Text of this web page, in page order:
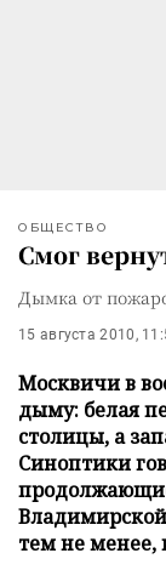
ОБЩЕСТВО
Смог
Дымка от
15 августа 2010,
Москвичи в
дыму: белая
столицы, а
Синоптики
Владимирской
тем не менее,